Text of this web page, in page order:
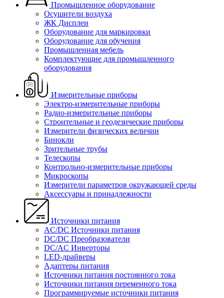
Промышленное оборудование
Осушители воздуха
ЖК Дисплеи
Оборудование для маркировки
Оборудование для обучения
Промышленная мебель
Комплектующие для промышленного
оборудования
Измерительные приборы
Электро-измерительные приборы
Радио-измерительные приборы
Строительные и геодезические приборы
Измерители физических величин
Бинокли
Зрительные трубы
Телескопы
Контрольно-измерительные приборы
Микроскопы
Измерители параметров окружающей среды
Аксессуары и принадлежности
Источники питания
AC/DC Источники питания
DC/DC Преобразователи
DC/AC Инверторы
LED-драйверы
Адаптеры питания
Источники питания постоянного тока
Источники питания переменного тока
Программируемые источники питания